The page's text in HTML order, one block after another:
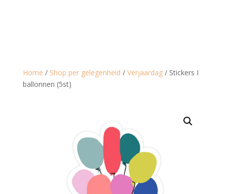
Home / Shop per gelegenheid / Verjaardag/ Stickers I
ballonnen (5st)